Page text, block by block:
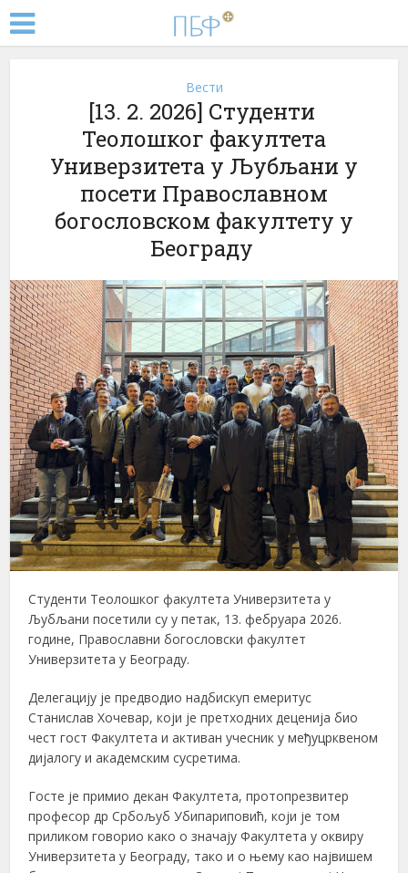
Вести
[13. 2. 2026] Студенти
Теолошког факултета
Универзитета у Љубљани у
посети Православном
богословском факултету у
Београду
Студенти Теолошког факултета Универзитета у
Љубљани посетили су у петак, 13. фебруара 2026.
године, Православни богословски факултет
Универзитета у Београду.
Делегацију је предводио надбискуп емеритус
Станислав Хочевар, који је претходних деценија био
чест гост Факултета и активан учесник у међуцрквеном
дијалогу и академским сусретима.
Госте је примио декан Факултета, протопрезвитер
професор др Србољуб Убипариповић, који је том
приликом говорио како о значају Факултета у оквиру
Универзитета у Београду, тако и о њему као највишем